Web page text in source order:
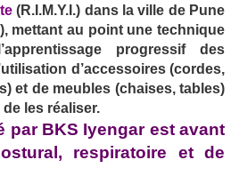
(R.I.M.Y.I.) dans la ville de Pune
mettant au point une technique
progressif des
d’accessoires (cordes,
et de meubles (chaises, tables)
les réaliser.
par BKS Iyengar est avant
respiratoire et de